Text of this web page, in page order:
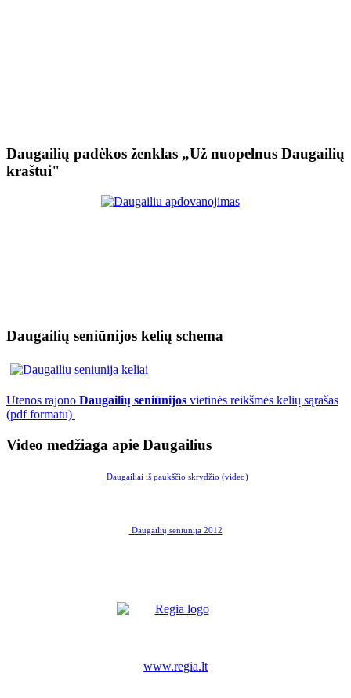
Daugailių padėkos ženklas „Už nuopelnus Daugailių
kraštui"
Daugailių seniūnijos kelių schema
Utenos rajono Daugailių seniūnijos vietinės reikšmės kelių sąrašas
(pdf formatu)
Video medžiaga apie Daugailius
Daugailiai iš paukščio skrydžio (video)
Daugailių seniūnija 2012
www.regia.lt